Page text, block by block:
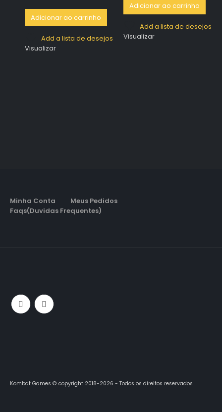
Adicionar ao carrinho
Add a lista de desejos
Visualizar
Adicionar ao carrinho
Add a lista de desejos
Visualizar
Minha Conta
Meus Pedidos
Faqs(Duvidas Frequentes)
Kombat Games © copyright 2018-2026 - Todos os direitos reservados